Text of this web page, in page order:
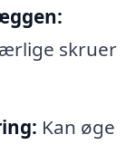
skruer
Kan øge